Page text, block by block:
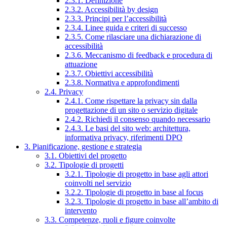
2.3.2. Accessibilità by design
2.3.3. Principi per l’accessibilità
2.3.4. Linee guida e criteri di successo
2.3.5. Come rilasciare una dichiarazione di
accessibilità
2.3.6. Meccanismo di feedback e procedura di
attuazione
2.3.7. Obiettivi accessibilità
2.3.8. Normativa e approfondimenti
2.4. Privacy
2.4.1. Come rispettare la privacy sin dalla
progettazione di un sito o servizio digitale
2.4.2. Richiedi il consenso quando necessario
2.4.3. Le basi del sito web: architettura,
informativa privacy, riferimenti DPO
3. Pianificazione, gestione e strategia
3.1. Obiettivi del progetto
3.2. Tipologie di progetti
3.2.1. Tipologie di progetto in base agli attori
coinvolti nel servizio
3.2.2. Tipologie di progetto in base al focus
3.2.3. Tipologie di progetto in base all’ambito di
intervento
3.3. Competenze, ruoli e figure coinvolte